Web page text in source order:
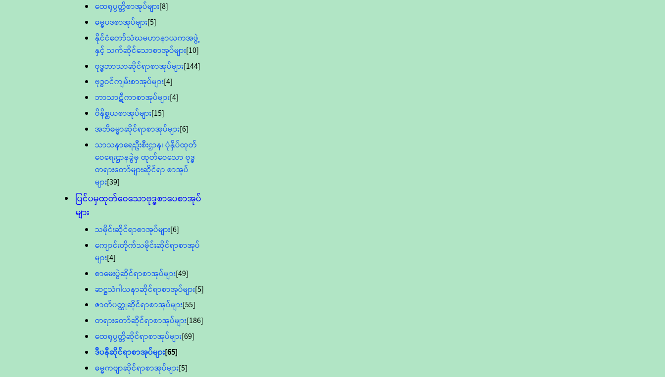
ထေရုပ္ပတ္တိစာအုပ်များ[8]
ဓမ္မပဒစာအုပ်များ[5]
နိုင်ငံတော်သံဃမဟာနာယကအဖွဲ့
နှင့် သက်ဆိုင်သောစာအုပ်များ[10]
ဗုဒ္ဓဘာသာဆိုင်ရာစာအုပ်များ[144]
ဗုဒ္ဓဝင်ကျမ်းစာအုပ်များ[4]
ဘာသာဋီကာစာအုပ်များ[4]
ဝိနိစ္ဆယစာအုပ်များ[15]
အဘိဓမ္မာဆိုင်ရာစာအုပ်များ[6]
သာသနာရေးဦးစီးဌာန၊ ပုံနှိပ်ထုတ်
ဝေရေးဌာနခွဲမှ ထုတ်ဝေသော ဗုဒ္ဓ
တရားတော်များဆိုင်ရာ စာအုပ်
များ[39]
ပြင်ပမှထုတ်ဝေသောဗုဒ္ဓစာပေစာအုပ်
များ
သမိုင်းဆိုင်ရာစာအုပ်များ[6]
ကျောင်းတိုက်သမိုင်းဆိုင်ရာစာအုပ်
များ[4]
စာမေးပွဲဆိုင်ရာစာအုပ်များ[49]
ဆဋ္ဌသံဂါယနာဆိုင်ရာစာအုပ်များ[5]
ဇာတ်၀တ္ထုဆိုင်ရာစာအုပ်များ[55]
တရားတော်ဆိုင်ရာစာအုပ်များ[186]
ထေရုပ္ပတ္တိဆိုင်ရာစာအုပ်များ[69]
ဒီပနီဆိုင်ရာစာအုပ်များ[65]
ဓမ္မကဗျာဆိုင်ရာစာအုပ်များ[5]